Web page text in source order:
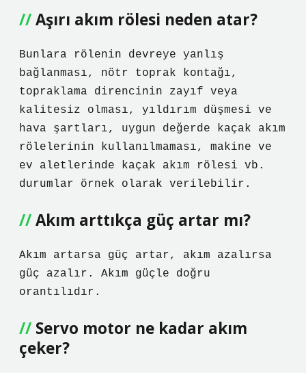
Aşırı akım rölesi neden atar?
Bunlara rölenin devreye yanlış
bağlanması, nötr toprak kontağı,
topraklama direncinin zayıf veya
kalitesiz olması, yıldırım düşmesi ve
hava şartları, uygun değerde kaçak akım
rölelerinin kullanılmaması, makine ve
ev aletlerinde kaçak akım rölesi vb.
durumlar örnek olarak verilebilir.
Akım arttıkça güç artar mı?
Akım artarsa ​​güç artar, akım azalırsa
güç azalır. Akım güçle doğru
orantılıdır.
Servo motor ne kadar akım
çeker?